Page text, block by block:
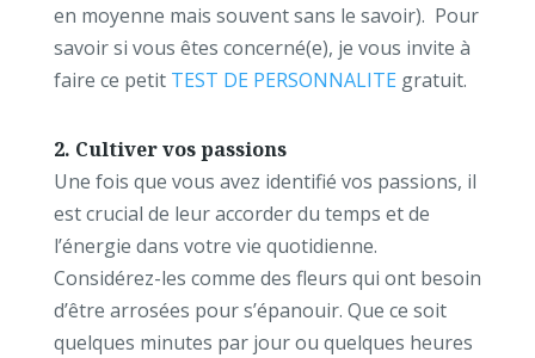
en moyenne mais souvent sans le savoir). Pour
savoir si vous êtes concerné(e), je vous invite à
faire ce petit TEST DE PERSONNALITE gratuit.
2. Cultiver vos passions
Une fois que vous avez identifié vos passions, il
est crucial de leur accorder du temps et de
l’énergie dans votre vie quotidienne.
Considérez-les comme des fleurs qui ont besoin
d’être arrosées pour s’épanouir. Que ce soit
quelques minutes par jour ou quelques heures